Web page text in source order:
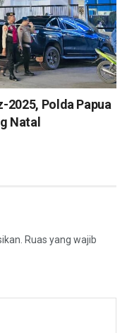
2025, Polda Papua
Natal
Ruas yang wajib